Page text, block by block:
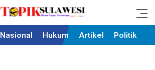
Topik Sulawesi
Bicara Tegas Terpercaya
Nasional Hukum Artikel Politik